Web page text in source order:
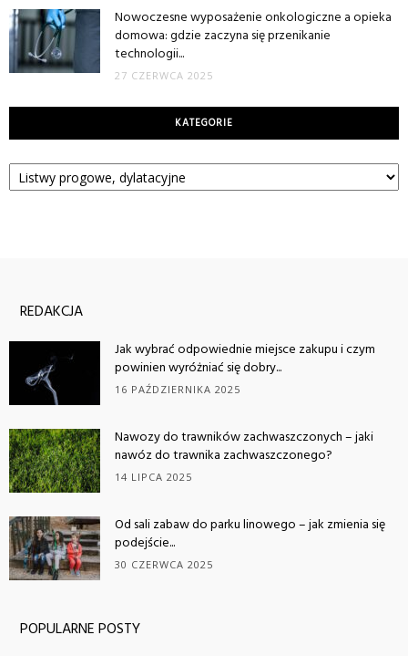
Nowoczesne wyposażenie onkologiczne a opieka
domowa: gdzie zaczyna się przenikanie
technologii...
27 CZERWCA 2025
KATEGORIE
Kategorie
REDAKCJA
Jak wybrać odpowiednie miejsce zakupu i czym
powinien wyróżniać się dobry...
16 PAŹDZIERNIKA 2025
Nawozy do trawników zachwaszczonych – jaki
nawóz do trawnika zachwaszczonego?
14 LIPCA 2025
Od sali zabaw do parku linowego – jak zmienia się
podejście...
30 CZERWCA 2025
POPULARNE POSTY